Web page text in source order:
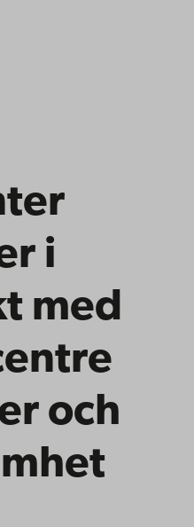
i
med
och